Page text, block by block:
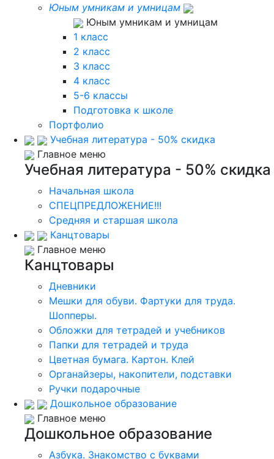
Юным умникам и умницам
Юным умникам и умницам
1 класс
2 класс
3 класс
4 класс
5-6 классы
Подготовка к школе
Портфолио
Учебная литература - 50% скидка
Главное меню
Учебная литература - 50% скидка
Начальная школа
СПЕЦПРЕДЛОЖЕНИЕ!!!
Средняя и старшая школа
Канцтовары
Главное меню
Канцтовары
Дневники
Мешки для обуви. Фартуки для труда.
Шопперы.
Обложки для тетрадей и учебников
Папки для тетрадей и труда
Цветная бумага. Картон. Клей
Органайзеры, накопители, подставки
Ручки подарочные
Дошкольное образование
Главное меню
Дошкольное образование
Азбука. Знакомство с буквами